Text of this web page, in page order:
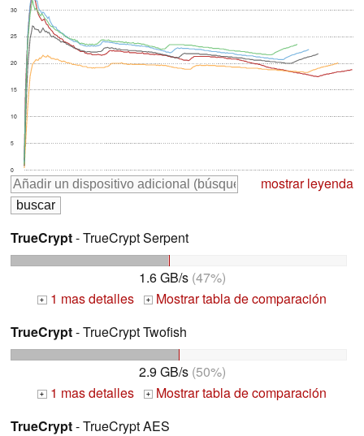
0
5
10
15
20
25
30
mostrar leyenda
TrueCrypt- TrueCrypt Serpent
1.6 GB/s(47%)
+ 1 mas detalles +
Mostrar tabla de comparación
TrueCrypt- TrueCrypt Twofish
2.9 GB/s(50%)
+ 1 mas detalles +
Mostrar tabla de comparación
TrueCrypt- TrueCrypt AES